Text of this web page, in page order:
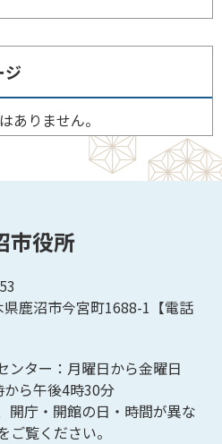
ジ
ありません。
市役所
県鹿沼市今宮町1688-1【電話
ンター：月曜日から金曜日
から午後4時30分
開庁・開館の日・時間が異な
ご覧ください。